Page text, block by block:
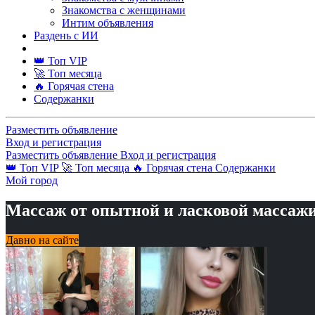
Знакомства с женщинами
Интим объявления
Раздень с ИИ
👑 Топ VIP
🚀 Топ месяца
🔥 Горячая стена
Содержанки
Разместить объявление
Вход и регистрация
Разместить объявление Вход и регистрация
👑 Топ VIP 🚀 Топ месяца 🔥 Горячая стена Содержанки
Мой город
Массаж от опытной и ласковой
Давно на сайте